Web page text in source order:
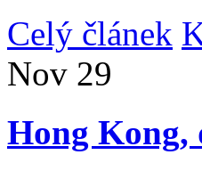
Celý článek
Nov 29
Hong Kong,